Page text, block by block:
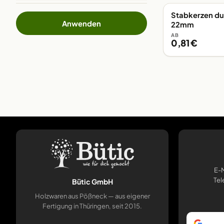
Anwenden
AB LAGER
Stabkerzen
22mm
AB
0,81 €
Bütic GmbH
Holzwaren aus Pößneck — aus eigener
Fertigung in Thüringen, seit 2015.
E-